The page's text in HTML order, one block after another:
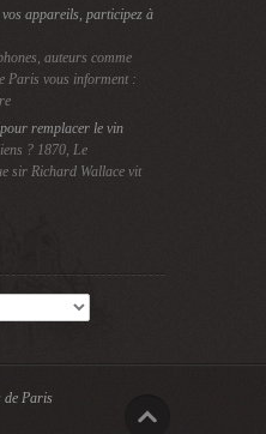
appareils, participez à
auteurs comme
Paris vous informent :
remplacer le vin
? 1870, Le
sir Richard Wallace vit
de Paris